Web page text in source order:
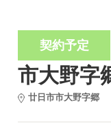
契約予定
市大野
廿日市市大野字郷